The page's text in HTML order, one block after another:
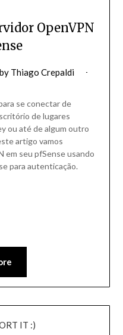
OpenVPN
by Thiago Crepaldi
se conectar de
de lugares
ou até de algum outro
artigo vamos
em seu pfSense usando
para autenticação.
IT :)